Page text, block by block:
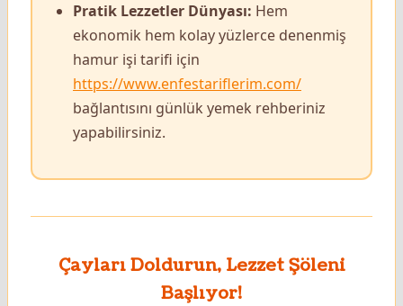
Pratik Lezzetler Dünyası: Hem
ekonomik hem kolay yüzlerce denenmiş
hamur işi tarifi için
https://www.enfestariflerim.com/
bağlantısını günlük yemek rehberiniz
yapabilirsiniz.
Çayları Doldurun, Lezzet Şöleni
Başlıyor!